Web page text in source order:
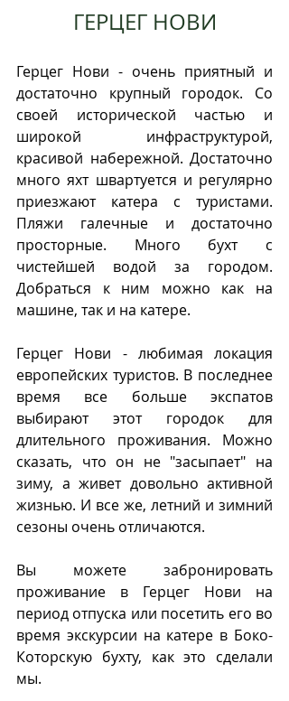
ГЕРЦЕГ НОВИ
Герцег Нови - очень приятный и
достаточно крупный городок. Со
своей исторической частью и
широкой инфраструктурой,
красивой набережной. Достаточно
много яхт швартуется и регулярно
приезжают катера с туристами.
Пляжи галечные и достаточно
просторные. Много бухт с
чистейшей водой за городом.
Добраться к ним можно как на
машине, так и на катере.
Герцег Нови - любимая локация
европейских туристов. В последнее
время все больше экспатов
выбирают этот городок для
длительного проживания. Можно
сказать, что он не "засыпает" на
зиму, а живет довольно активной
жизнью. И все же, летний и зимний
сезоны очень отличаются.
Вы можете забронировать
проживание в Герцег Нови на
период отпуска или посетить его во
время экскурсии на катере в Боко-
Которскую бухту, как это сделали
мы.